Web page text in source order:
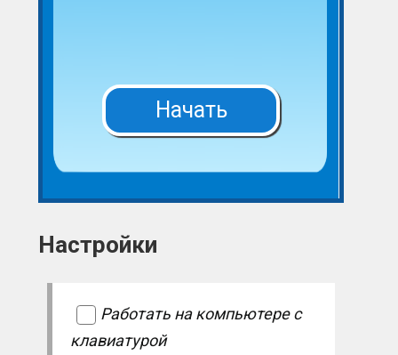
Начать
Настройки
Работать на компьютере с
клавиатурой